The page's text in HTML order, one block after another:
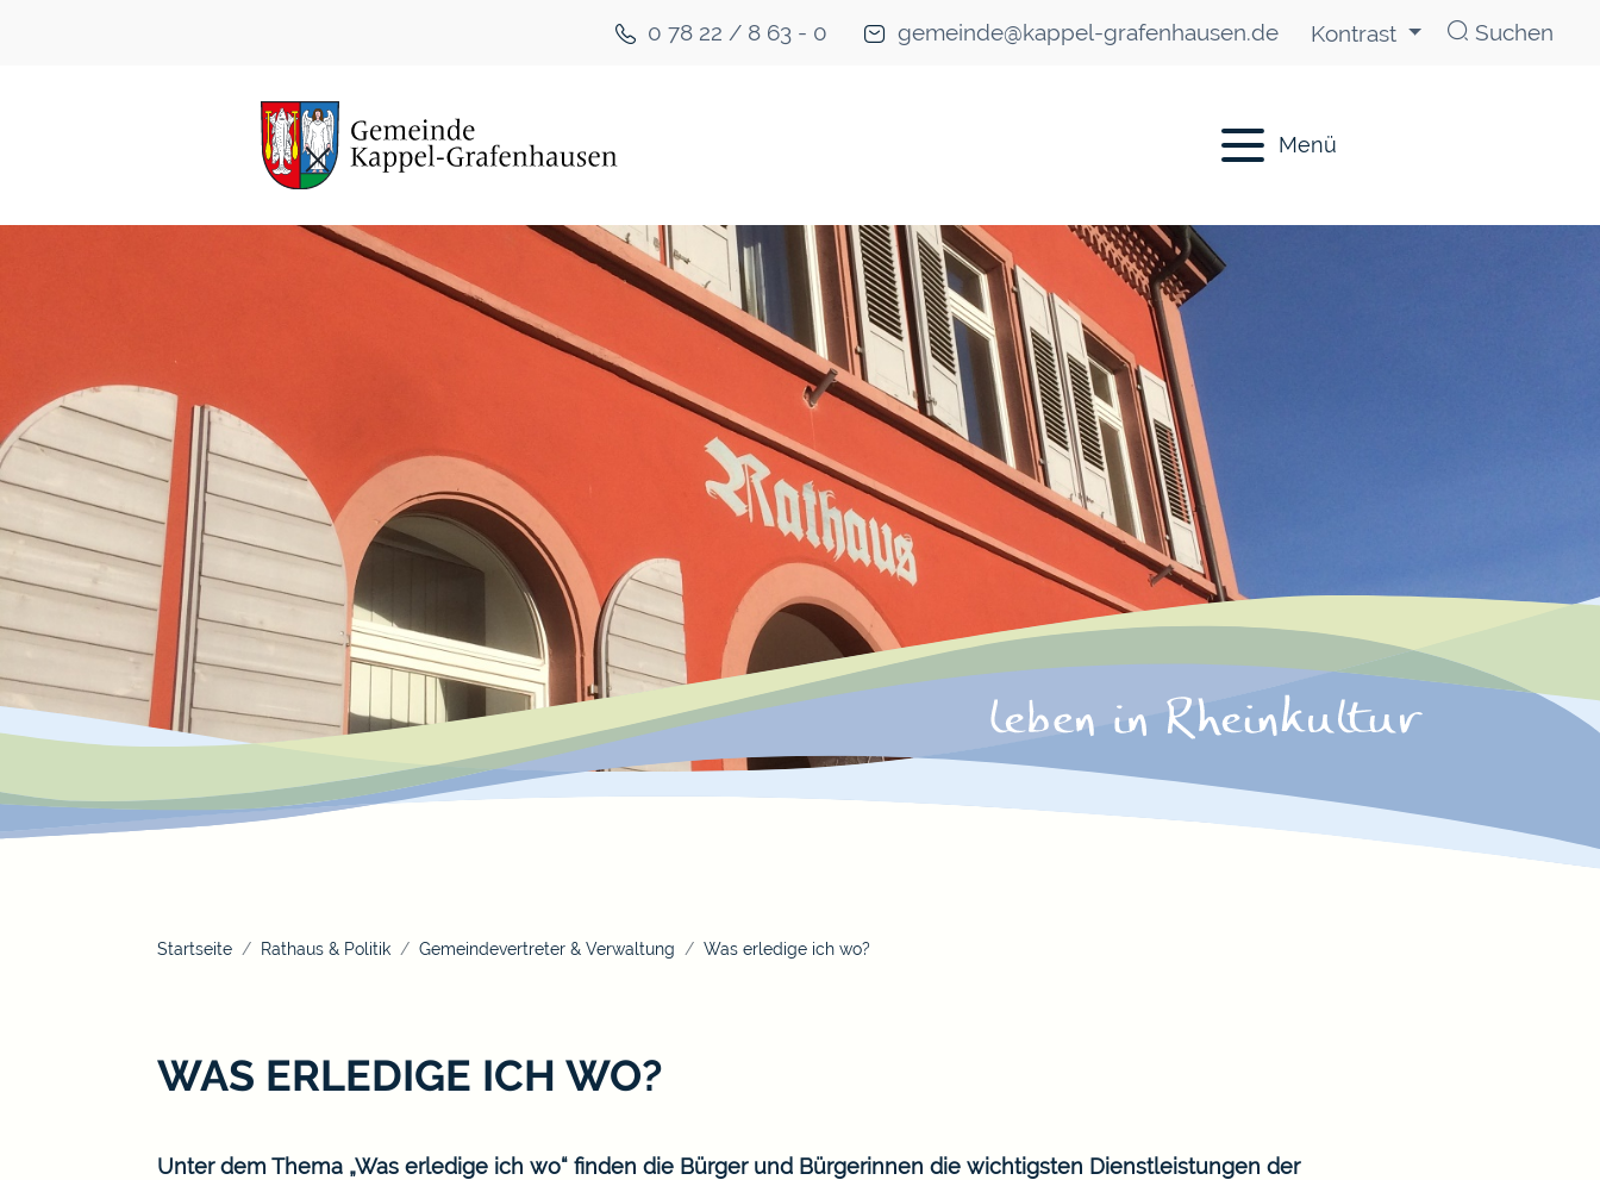
0 78 22 / 8 63 - 0 gemeinde@kappel-grafenhausen.de Kontrast Suchen
Menü
Startseite Rathaus & Politik Gemeindevertreter & Verwaltung Was erledige ich wo?
WAS ERLEDIGE ICH WO?
Unter dem Thema „Was erledige ich wo“ finden die Bürger und Bürgerinnen die wichtigsten Dienstleistungen der